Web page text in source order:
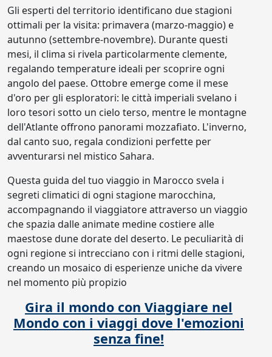
Gli esperti del territorio identificano due stagioni
ottimali per la visita: primavera (marzo-maggio) e
autunno (settembre-novembre). Durante questi
mesi, il clima si rivela particolarmente clemente,
regalando temperature ideali per scoprire ogni
angolo del paese. Ottobre emerge come il mese
d'oro per gli esploratori: le città imperiali svelano i
loro tesori sotto un cielo terso, mentre le montagne
dell'Atlante offrono panorami mozzafiato. L'inverno,
dal canto suo, regala condizioni perfette per
avventurarsi nel mistico Sahara.
Questa guida del tuo viaggio in Marocco svela i
segreti climatici di ogni stagione marocchina,
accompagnando il viaggiatore attraverso un viaggio
che spazia dalle animate medine costiere alle
maestose dune dorate del deserto. Le peculiarità di
ogni regione si intrecciano con i ritmi delle stagioni,
creando un mosaico di esperienze uniche da vivere
nel momento più propizio
Gira il mondo con Viaggiare nel
Mondo con i viaggi dove l'emozioni
senza fine!